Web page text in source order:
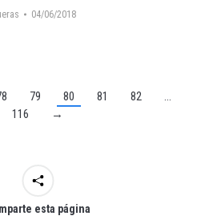
04/06/2018
79 80 81 82
…
116
→
esta página